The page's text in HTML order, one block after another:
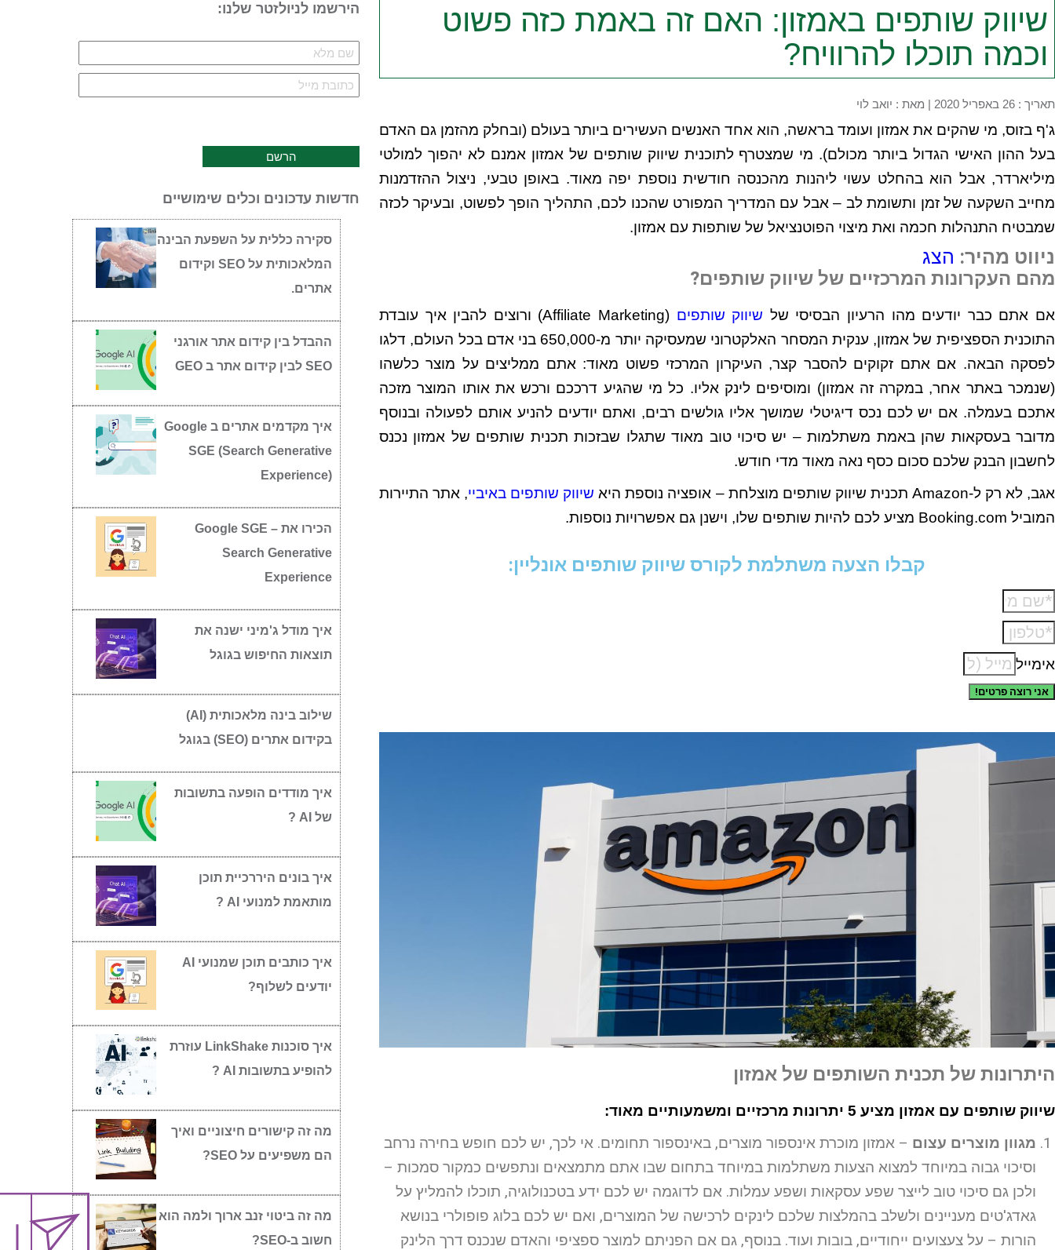
שיווק שותפים באמזון: האם זה באמת כזה פשוט
וכמה תוכלו להרוויח?
תאריך : 26 באפריל 2020 | מאת : יואב לוי
ג'ף בזוס, מי שהקים את אמזון ועומד בראשה, הוא אחד האנשים העשירים ביותר בעולם (ובחלק מהזמן גם האדם
בעל ההון האישי הגדול ביותר מכולם). מי שמצטרף לתוכנית שיווק שותפים של אמזון אמנם לא יהפוך למולטי
מיליארדר, אבל הוא בהחלט עשוי ליהנות מהכנסה חודשית נוספת יפה מאוד. באופן טבעי, ניצול ההזדמנות
מחייב השקעה של זמן ותשומת לב – אבל עם המדריך המפורט שהכנו לכם, התהליך הופך לפשוט, ובעיקר לכזה
שמבטיח התנהלות חכמה ואת מיצוי הפוטנציאל של שותפות עם אמזון.
ניווט מהיר: הצג
מהם העקרונות המרכזיים של שיווק שותפים?
אם אתם כבר יודעים מהו הרעיון הבסיסי של שיווק שותפים
(Affiliate Marketing) ורוצים להבין איך עובדת
התוכנית הספציפית של אמזון, ענקית המסחר האלקטרוני שמעסיקה יותר מ-650,000 בני אדם בכל העולם, דלגו
לפסקה הבאה. אם אתם זקוקים להסבר קצר, העיקרון המרכזי פשוט מאוד: אתם ממליצים על מוצר כלשהו
(שנמכר באתר אחר, במקרה זה אמזון) ומוסיפים לינק אליו. כל מי שהגיע דרככם ורכש את אותו המוצר מזכה
אתכם בעמלה. אם יש לכם נכס דיגיטלי שמושך אליו גולשים רבים, ואתם יודעים להניע אותם לפעולה ובנוסף
מדובר בעסקאות שהן באמת משתלמות – יש סיכוי טוב מאוד שתגלו שבזכות תכנית שותפים של אמזון נכנס
לחשבון הבנק שלכם סכום כסף נאה מאוד מדי חודש.
אגב, לא רק ל-Amazon תכנית שיווק שותפים מוצלחת – אופציה נוספת היא
שיווק שותפים באיביי, אתר התיירות
המוביל Booking.com מציע לכם להיות שותפים שלו, וישנן גם אפשרויות נוספות.
קבלו הצעה משתלמת לקורס שיווק שותפים אונליין:
אימייל
אני רוצה פרטים!
היתרונות של תכנית השותפים של אמזון
שיווק שותפים עם אמזון מציע 5 יתרונות מרכזיים ומשמעותיים מאוד:
מגוון מוצרים עצום – אמזון מוכרת אינספור מוצרים, באינספור תחומים. אי לכך, יש לכם חופש בחירה נרחב
וסיכוי גבוה במיוחד למצוא הצעות משתלמות במיוחד בתחום שבו אתם מתמצאים ונתפשים כמקור סמכות –
ולכן גם סיכוי טוב לייצר שפע עסקאות ושפע עמלות. אם לדוגמה יש לכם ידע בטכנולוגיה, תוכלו להמליץ על
גאדג'טים מעניינים ולשלב בהמלצות שלכם לינקים לרכישה של המוצרים, ואם יש לכם בלוג פופולרי בנושא
הורות – על צעצועים ייחודיים, בובות ועוד. בנוסף, גם אם הפניתם למוצר ספציפי והאדם שנכנס דרך הלינק
הירשמו לניולזטר שלנו:
חדשות עדכונים וכלים שימושיים
סקירה כללית על השפעת הבינה
המלאכותית על SEO וקידום
אתרים.
ההבדל בין קידום אתר אורגני
SEO לבין קידום אתר ב GEO
איך מקדמים אתרים ב Google
SGE (Search Generative
Experience)
הכירו את Google SGE –
Search Generative
Experience
איך מודל ג'מיני ישנה את
תוצאות החיפוש בגוגל
שילוב בינה מלאכותית (AI)
בקידום אתרים (SEO) בגוגל
איך מודדים הופעה בתשובות
של AI ?
איך בונים היררכיית תוכן
מותאמת למנועי AI ?
איך כותבים תוכן שמנועי AI
יודעים לשלוף?
איך סוכנות LinkShake עוזרת
להופיע בתשובות AI ?
מה זה קישורים חיצוניים ואיך
הם משפיעים על SEO?
מה זה ביטוי זנב ארוך ולמה הוא
חשוב ב-SEO?